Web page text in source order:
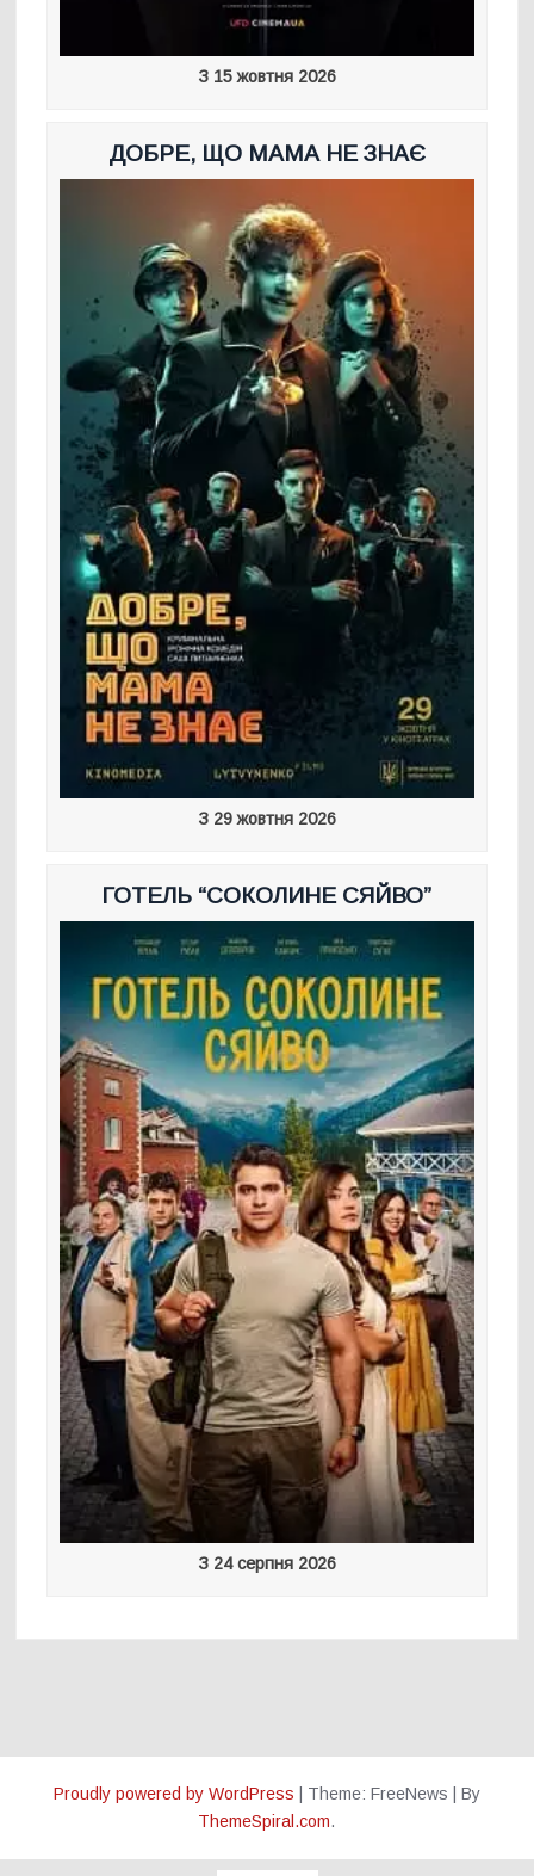
З 15 жовтня 2026
ДОБРЕ, ЩО МАМА НЕ ЗНАЄ
З 29 жовтня 2026
ГОТЕЛЬ “СОКОЛИНЕ СЯЙВО”
З 24 серпня 2026
Proudly powered by WordPress Theme: FreeNews
By
ThemeSpiral.com.